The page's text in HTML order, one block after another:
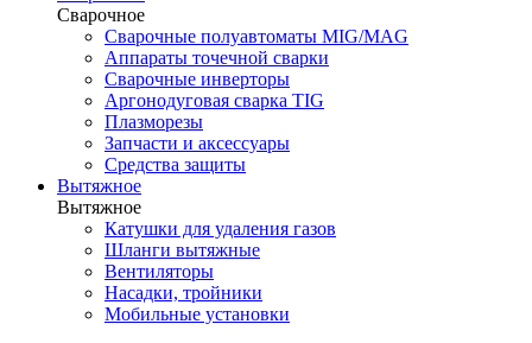
Сварочное
Сварочные полуавтоматы MIG/MAG
Аппараты точечной сварки
Сварочные инверторы
Аргонодуговая сварка TIG
Плазморезы
Запчасти и аксессуары
Средства защиты
Вытяжное
Вытяжное
Катушки для удаления газов
Шланги вытяжные
Вентиляторы
Насадки, тройники
Мобильные установки